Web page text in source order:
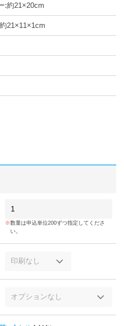
:約21×20cm
21×11×1cm
数量は申込単位200ずつ指定してくださ
い。